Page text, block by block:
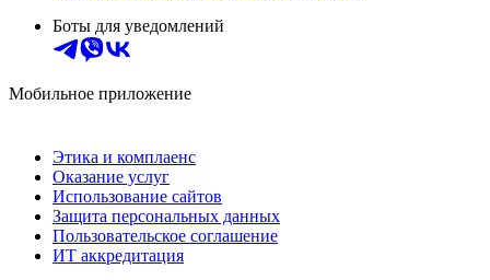
Боты для уведомлений
Мобильное приложение
Этика и комплаенс
Оказание услуг
Использование сайтов
Защита персональных данных
Пользовательское соглашение
ИТ аккредитация